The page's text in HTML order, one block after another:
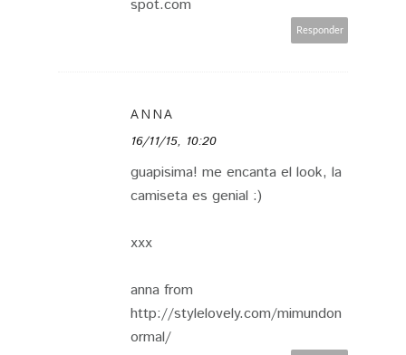
spot.com
Responder
ANNA
16/11/15, 10:20
guapisima! me encanta el look, la
camiseta es genial :)
xxx
anna from
http://stylelovely.com/mimundon
ormal/